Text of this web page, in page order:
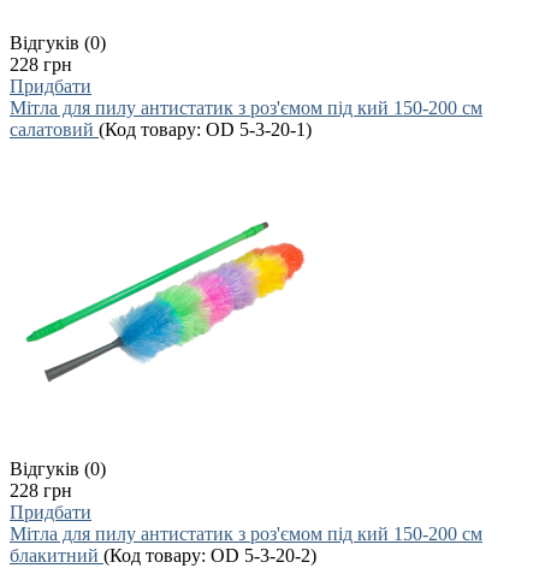
Відгуків (0)
228 грн
Придбати
Мітла для пилу антистатик з роз'ємом під кий 150-200 см
салатовий (Код товару: OD 5-3-20-1)
Відгуків (0)
228 грн
Придбати
Мітла для пилу антистатик з роз'ємом під кий 150-200 см
блакитний (Код товару: OD 5-3-20-2)